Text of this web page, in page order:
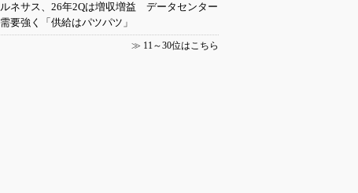
ルネサス、26年2Qは増収増益 データセンター
需要強く「供給はパツパツ」
≫ 11～30位はこちら